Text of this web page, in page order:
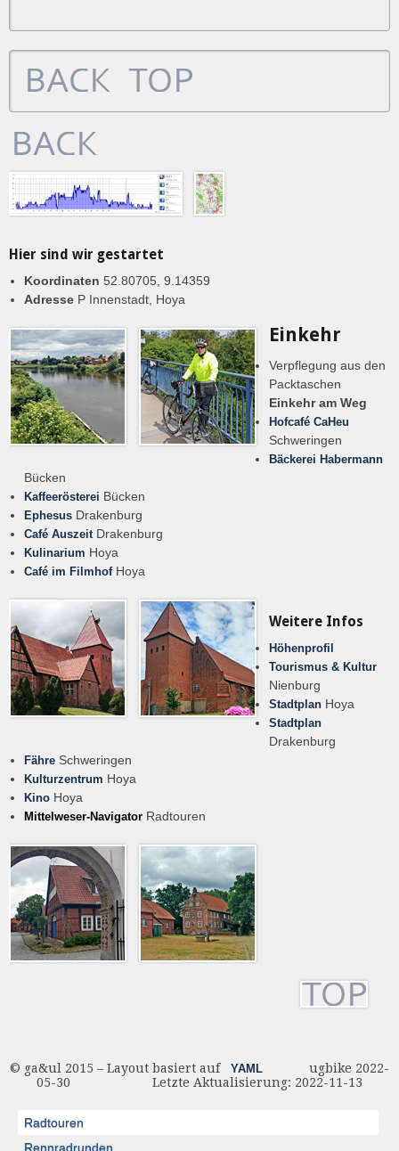
Hier sind wir gestartet
Koordinaten 52.80705, 9.14359
AdresseP Innenstadt, Hoya
Einkehr
Verpflegung aus den
Packtaschen
Einkehr am Weg
Hofcafé CaHeu
Schweringen
Bäckerei Habermann
Bücken
Kaffeerösterei Bücken
Ephesus Drakenburg
Café Auszeit Drakenburg
Kulinarium Hoya
Café im Filmhof Hoya
Weitere Infos
Höhenprofil
Tourismus & Kultur
Nienburg
Stadtplan Hoya
Stadtplan
Drakenburg
FähreSchweringen
Kulturzentrum Hoya
Kino Hoya
Mittelweser-NavigatorRadtouren
© ga&ul 2015 – Layout basiert auf YAML ugbike 2022-
05-30 Letzte Aktualisierung: 2022-11-13
Radtouren
Rennradrunden